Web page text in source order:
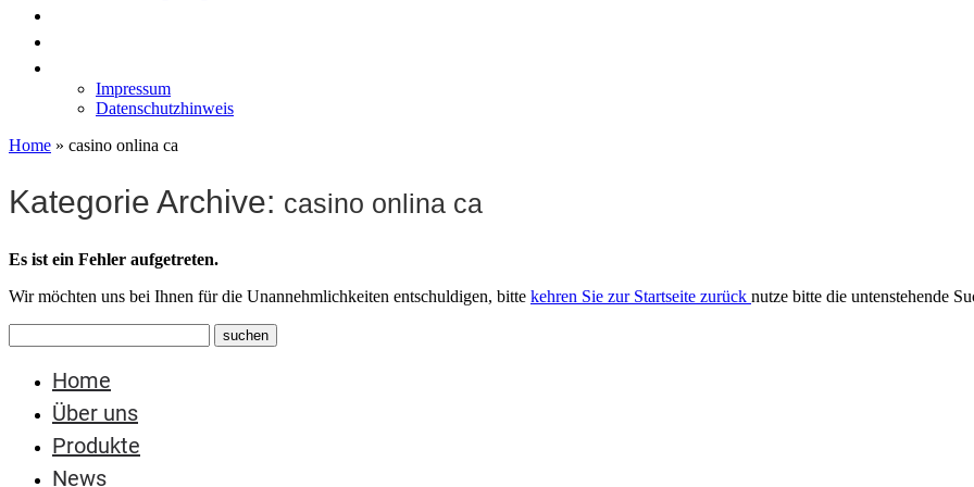
Impressum
Datenschutzhinweis
Home » casino onlina ca
Kategorie Archive: casino onlina ca
Es ist ein Fehler aufgetreten.
Wir möchten uns bei Ihnen für die Unannehmlichkeiten entschuldigen, bitte kehren Sie zur Startseite zurück nutze bitte die untenstehende
Home
Über uns
Produkte
News